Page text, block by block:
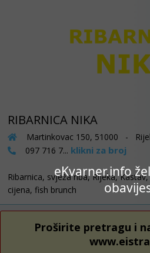
eKvarner.info
RIBARNICA NIKA
Martinkovac 150, 51000 -
097 716 7... klikni za broj
Ribarnica, svježa riba, Rijeka,
cijena, fish brunch
Proširite pretragu i